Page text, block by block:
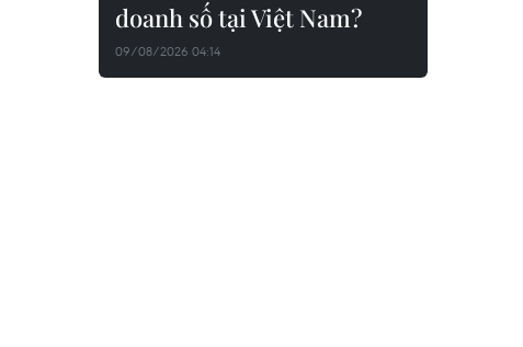
doanh số tại Việt Nam?
09/08/2026 04:14